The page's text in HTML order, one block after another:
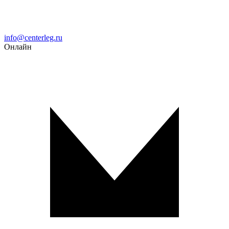
Email
info@centerleg.ru
Онлайн